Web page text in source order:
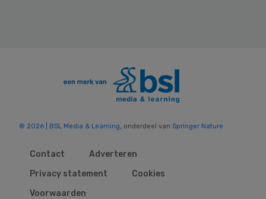
© 2026 | BSL Media & Learning, onderdeel van Springer Nature
Contact
Adverteren
Privacy statement
Cookies
Voorwaarden